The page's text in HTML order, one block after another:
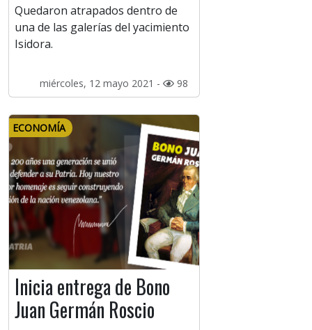
Quedaron atrapados dentro de
una de las galerías del yacimiento
Isidora.
miércoles, 12 mayo 2021 - 98
ECONOMÍA
Inicia entrega de Bono
Juan Germán Roscio